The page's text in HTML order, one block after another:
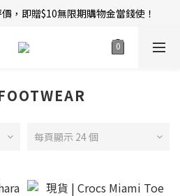
送 $12 購物金當錢使！
，即贈$10無限期購物金當錢使！
即送 $12 購物金當錢使！
每頁顯示 24 個